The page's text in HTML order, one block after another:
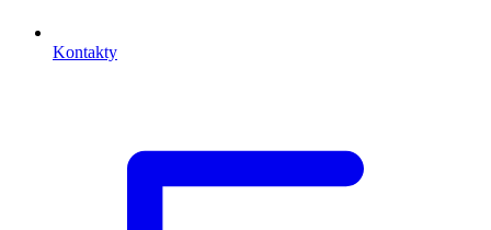
Kontakty